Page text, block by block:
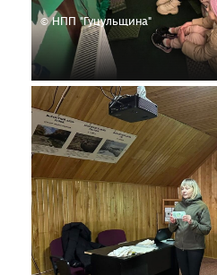
© НПП "Гуцульщина"